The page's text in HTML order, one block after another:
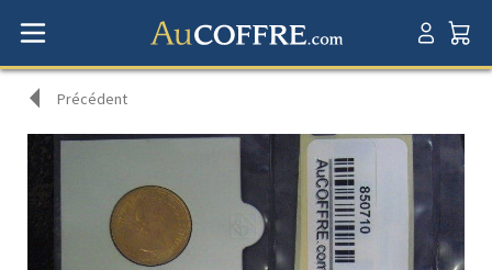
Précédent